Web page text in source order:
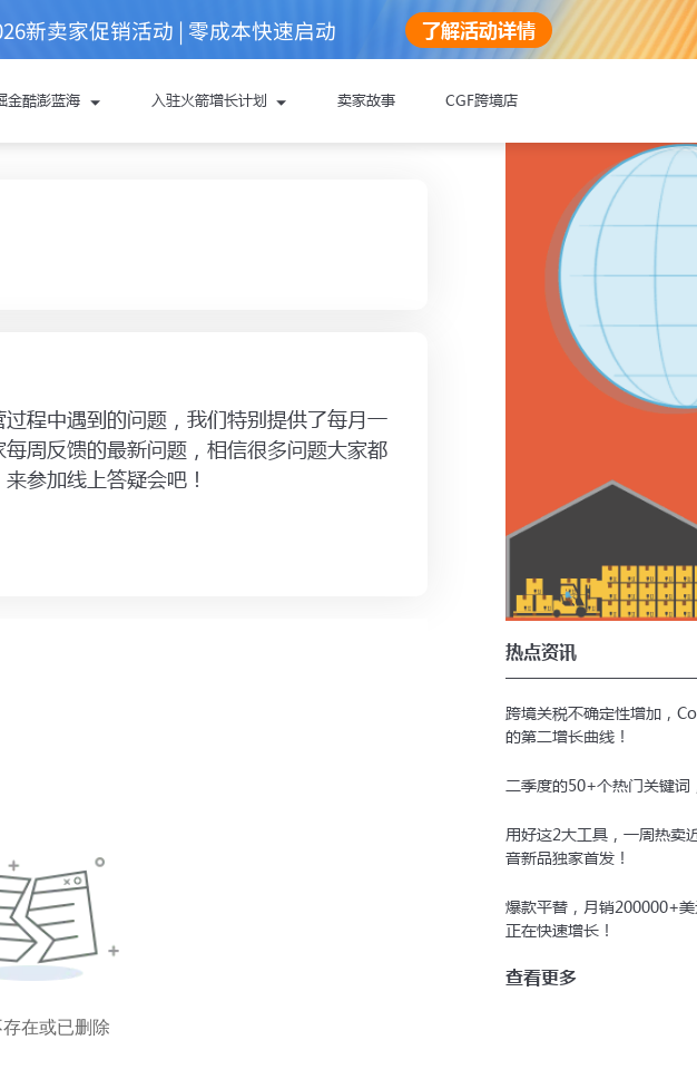
新卖家促销活动 | 零成本快速启动 了解活动详情
金酷澎蓝海 入驻火箭增长计划 卖家故事 CGF跨境店
业执照
还未准备好，需要咨询与帮助
已经准备好材料，前往注册
您将前往Coupang Corp的网站Coupang.com完成
程中遇到的问题，我们特别提供了每月一
周反馈的最新问题，相信很多问题大家都
参加线上答疑会吧！
热点资讯
跨境关税不确定性增加，
的第二增长曲线！
二季度的50+个热门关键词
用好这2大工具，一周热
音新品独家首发！
爆款平替，月销200000+
正在快速增长！
查看更多